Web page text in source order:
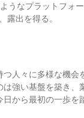
うなプラットフォ
露出を得る。
人々に多様な機
強い基盤を築き
から最初の一歩